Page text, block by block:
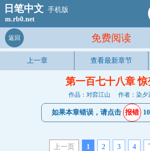
日笔中文 手机版
m.rb0.net
免费阅读
返回
上一章 查看最新章节
第一百七十八章 惊
作品：对弈江山 作者：染夕
如果本章错误，请点击 报错
上一页 1 2 3 4